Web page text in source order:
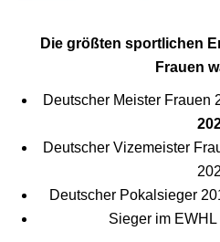
Die größten sportlichen
Frauen
Deutscher Meister Frauen
Deutscher Vizemeister
Deutscher Pokalsieger
Sieger im